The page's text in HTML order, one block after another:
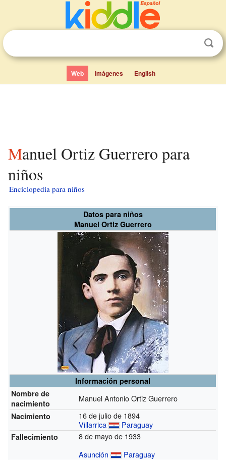
Web Imágenes English
Manuel Ortiz Guerrero para
niños
Enciclopedia para niños
Datos para niños
Manuel Ortiz Guerrero
Información personal
Nombre de
nacimiento
Manuel Antonio Ortiz Guerrero
Nacimiento
16 de julio de 1894
Villarrica
Paraguay
Fallecimiento
8 de mayo de 1933
Asunción
Paraguay